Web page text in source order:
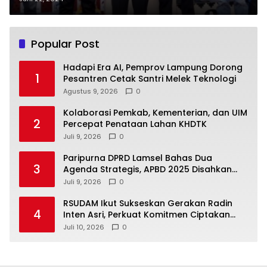
Bandar Lampung
Popular Post
1
Hadapi Era AI, Pemprov Lampung Dorong
Pesantren Cetak Santri Melek Teknologi
Agustus 9, 2026 0
2
Kolaborasi Pemkab, Kementerian, dan UIM
Percepat Penataan Lahan KHDTK
Juli 9, 2026 0
3
Paripurna DPRD Lamsel Bahas Dua
Agenda Strategis, APBD 2025 Disahkan
dan KUA-PPAS 2027 Disampaikan
Juli 9, 2026 0
4
RSUDAM Ikut Sukseskan Gerakan Radin
Inten Asri, Perkuat Komitmen Ciptakan
Lingkungan Sehat
Juli 10, 2026 0